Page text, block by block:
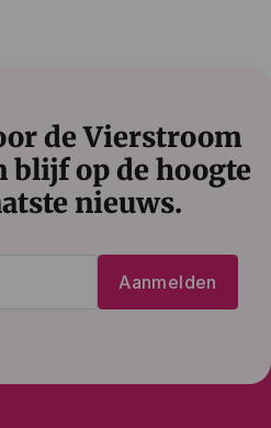
de Vierstroom
blijf op de hoogte
nieuws.
Aanmelden